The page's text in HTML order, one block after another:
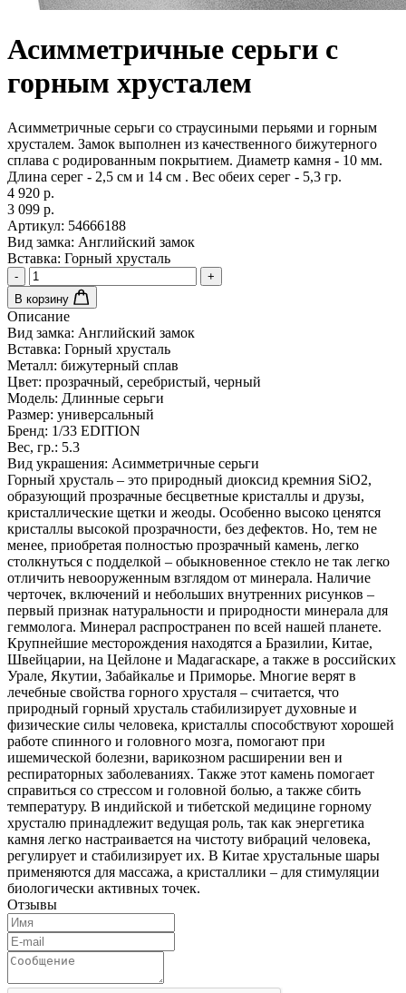
Асимметричные серьги с
горным хрусталем
Асимметричные серьги со страусиными перьями и горным
хрусталем. Замок выполнен из качественного бижутерного
сплава с родированным покрытием. Диаметр камня - 10 мм.
Длина серег - 2,5 см и 14 см . Вес обеих серег - 5,3 гр.
4 920 р.
3 099 р.
Артикул: 54666188
Вид замка: Английский замок
Вставка: Горный хрусталь
-
+
В корзину
Описание
Вид замка: Английский замок
Вставка: Горный хрусталь
Металл: бижутерный сплав
Цвет: прозрачный, серебристый, черный
Модель: Длинные серьги
Размер: универсальный
Бренд: 1/33 EDITION
Вес, гр.: 5.3
Вид украшения: Асимметричные серьги
Горный хрусталь – это природный диоксид кремния SiO2,
образующий прозрачные бесцветные кристаллы и друзы,
кристаллические щетки и жеоды. Особенно высоко ценятся
кристаллы высокой прозрачности, без дефектов. Но, тем не
менее, приобретая полностью прозрачный камень, легко
столкнуться с подделкой – обыкновенное стекло не так легко
отличить невооруженным взглядом от минерала. Наличие
черточек, включений и небольших внутренних рисунков –
первый признак натуральности и природности минерала для
геммолога. Минерал распространен по всей нашей планете.
Крупнейшие месторождения находятся а Бразилии, Китае,
Швейцарии, на Цейлоне и Мадагаскаре, а также в российских
Урале, Якутии, Забайкалье и Приморье. Многие верят в
лечебные свойства горного хрусталя – считается, что
природный горный хрусталь стабилизирует духовные и
физические силы человека, кристаллы способствуют хорошей
работе спинного и головного мозга, помогают при
ишемической болезни, варикозном расширении вен и
респираторных заболеваниях. Также этот камень помогает
справиться со стрессом и головной болью, а также сбить
температуру. В индийской и тибетской медицине горному
хрусталю принадлежит ведущая роль, так как энергетика
камня легко настраивается на чистоту вибраций человека,
регулирует и стабилизирует их. В Китае хрустальные шары
применяются для массажа, а кристаллики – для стимуляции
биологически активных точек.
Отзывы